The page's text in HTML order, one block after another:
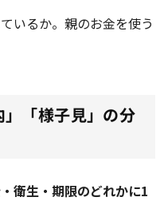
いるか。親のお金を使う
」「様子見」の分
衛生・期限のどれかに1